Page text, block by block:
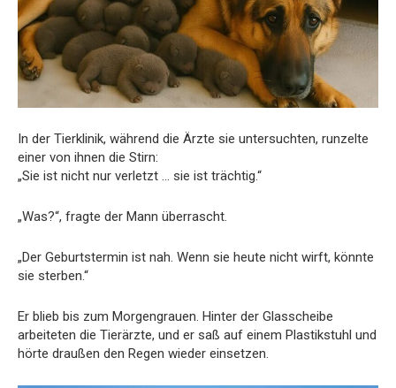
In der Tierklinik, während die Ärzte sie untersuchten, runzelte
einer von ihnen die Stirn:
„Sie ist nicht nur verletzt … sie ist trächtig.“
„Was?“, fragte der Mann überrascht.
„Der Geburtstermin ist nah. Wenn sie heute nicht wirft, könnte
sie sterben.“
Er blieb bis zum Morgengrauen. Hinter der Glasscheibe
arbeiteten die Tierärzte, und er saß auf einem Plastikstuhl und
hörte draußen den Regen wieder einsetzen.